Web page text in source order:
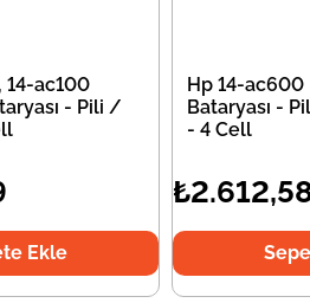
14-ac100
- Pili /
Ekle
Hp 14-
Bataryası -
- 4 Cell